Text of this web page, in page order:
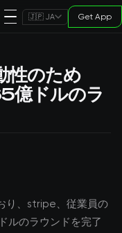
🇯🇵 JA Get App
のため
億ドルのラ
り、stripe、従業員の
ルのラウンドを完了